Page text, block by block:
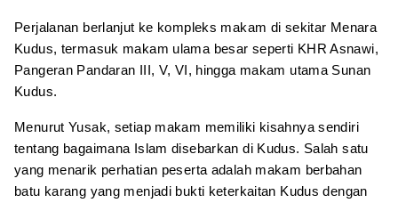
Perjalanan berlanjut ke kompleks makam di sekitar Menara
Kudus, termasuk makam ulama besar seperti KHR Asnawi,
Pangeran Pandaran III, V, VI, hingga makam utama Sunan
Kudus.
Menurut Yusak, setiap makam memiliki kisahnya sendiri
tentang bagaimana Islam disebarkan di Kudus. Salah satu
yang menarik perhatian peserta adalah makam berbahan
batu karang yang menjadi bukti keterkaitan Kudus dengan